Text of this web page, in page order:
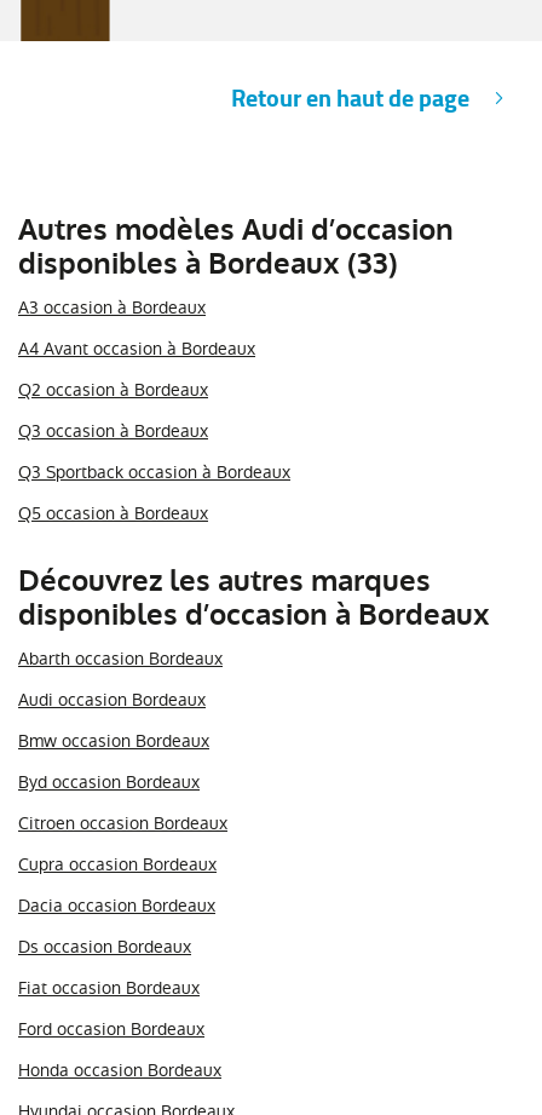
Retour en haut de page
Autres modèles Audi d’occasion
disponibles à Bordeaux (33)
A3 occasion à Bordeaux
A4 Avant occasion à Bordeaux
Q2 occasion à Bordeaux
Q3 occasion à Bordeaux
Q3 Sportback occasion à Bordeaux
Q5 occasion à Bordeaux
Découvrez les autres marques
disponibles d’occasion à Bordeaux
Abarth occasion Bordeaux
Audi occasion Bordeaux
Bmw occasion Bordeaux
Byd occasion Bordeaux
Citroen occasion Bordeaux
Cupra occasion Bordeaux
Dacia occasion Bordeaux
Ds occasion Bordeaux
Fiat occasion Bordeaux
Ford occasion Bordeaux
Honda occasion Bordeaux